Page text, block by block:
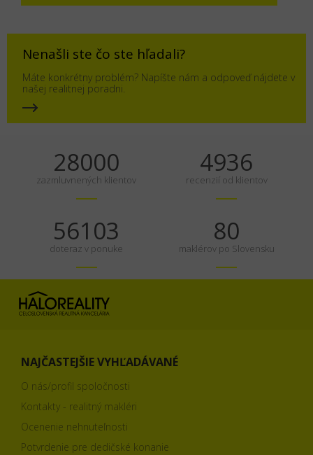
Nenašli ste čo ste hľadali?
Máte konkrétny problém? Napíšte nám a odpoveď nájdete v
našej realitnej poradni.
35000
zazmluvnených klientov
6170
recenzií od klientov
70129
doteraz v ponuke
100
maklérov po Slovensku
NAJČASTEJŠIE VYHĽADÁVANÉ
O nás/profil spoločnosti
Kontakty - realitný makléri
Ocenenie nehnuteľnosti
Potvrdenie pre dedičské konanie